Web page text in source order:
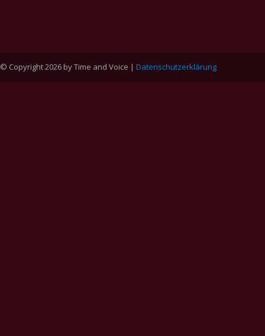
© Copyright 2026 by Time and Voice | Datenschutzerklärung